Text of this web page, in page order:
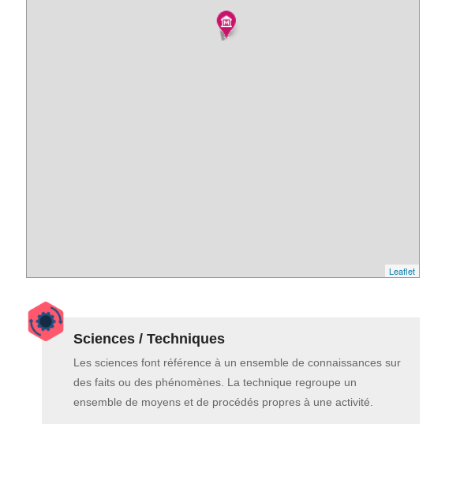
Leaflet
Sciences / Techniques
Les sciences font référence à un ensemble de connaissances sur
des faits ou des phénomènes. La technique regroupe un
ensemble de moyens et de procédés propres à une activité.